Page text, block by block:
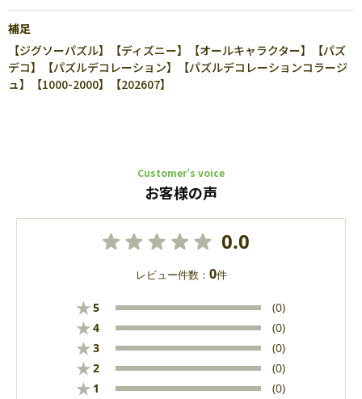
補足
【ジグソーパズル】【ディズニー】【オールキャラクター】【パズ
デコ】【パズルデコレーション】【パズルデコレーションコラージ
ュ】【1000-2000】【202607】
Customer’s voice
お客様の声
0.0
レビュー件数： 0件
★5 (0)
★4 (0)
★3 (0)
★2 (0)
★ 1 (0)